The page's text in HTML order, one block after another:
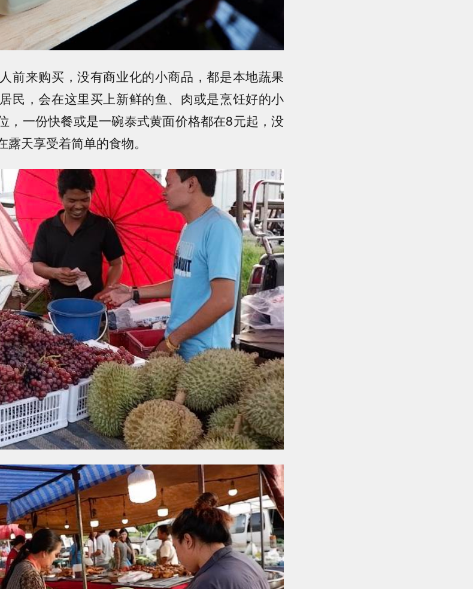
前来购买，没有商业化的小商品，都是本地蔬果
民，会在这里买上新鲜的鱼、肉或是烹饪好的小
，一份快餐或是一碗泰式黄面价格都在8元起，没
天享受着简单的食物。